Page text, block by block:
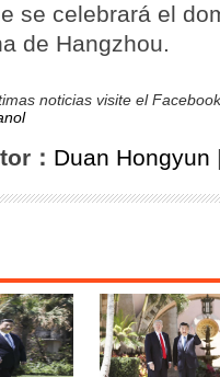
se celebrará el
de Hangzhou.
noticias visite el
： Duan Hongyun